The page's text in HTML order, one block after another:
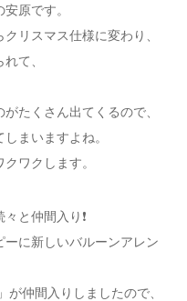
原です。
リスマス仕様に変わり、
て、
たくさん出てくるので、
まいますよね。
ワクします。
と仲間入り❗️
に新しいバルーンアレン
が仲間入りしましたので、